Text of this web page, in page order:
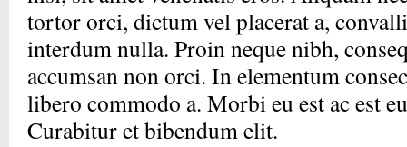
tortor orci, dictum vel placerat a,
interdum nulla. Proin neque nibh,
accumsan non orci. In elementum
libero commodo a. Morbi eu est ac est
Curabitur et bibendum elit.